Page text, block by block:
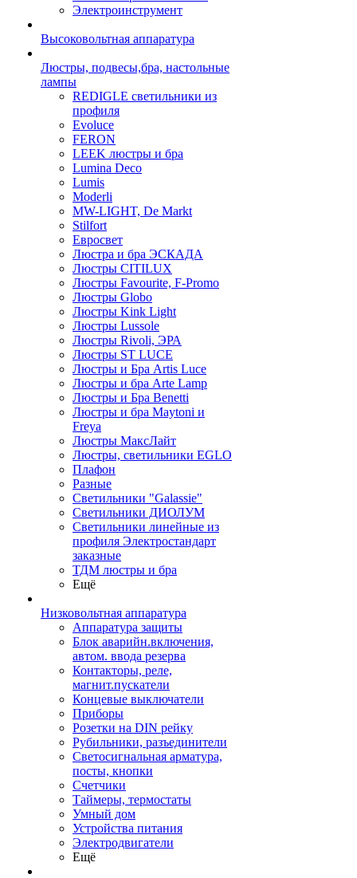
Электроинструмент
Высоковольтная аппаратура
Люстры, подвесы,бра, настольные
лампы
REDIGLE светильники из
профиля
Evoluce
FERON
LEEK люстры и бра
Lumina Deco
Lumis
Moderli
MW-LIGHT, De Markt
Stilfort
Евросвет
Люстра и бра ЭСКАДА
Люстры CITILUX
Люстры Favourite, F-Promo
Люстры Globo
Люстры Kink Light
Люстры Lussole
Люстры Rivoli, ЭРА
Люстры ST LUCE
Люстры и Бра Artis Luce
Люстры и бра Arte Lamp
Люстры и Бра Benetti
Люстры и бра Maytoni и
Freya
Люстры МаксЛайт
Люстры, светильники EGLO
Плафон
Разные
Светильники "Galassie"
Светильники ДИОЛУМ
Светильники линейные из
профиля Электростандарт
заказные
ТДМ люстры и бра
Ещё
Низковольтная аппаратура
Аппаратура защиты
Блок аварийн.включения,
автом. ввода резерва
Контакторы, реле,
магнит.пускатели
Концевые выключатели
Приборы
Розетки на DIN рейку
Рубильники, разъединители
Светосигнальная арматура,
посты, кнопки
Счетчики
Таймеры, термостаты
Умный дом
Устройства питания
Электродвигатели
Ещё